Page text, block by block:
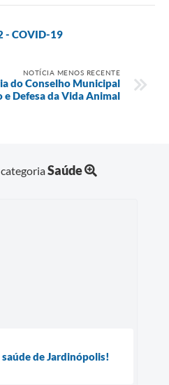
- COVID-19
NOTÍCIA MENOS RECENTE
do Conselho Municipal
e Defesa da Vida Animal
Saúde
de Jardinópolis!